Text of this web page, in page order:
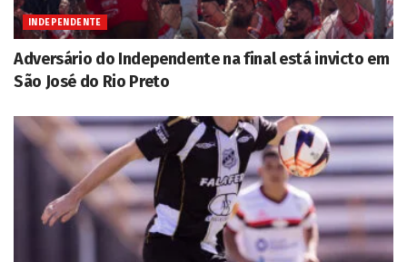
INDEPENDENTE
Adversário do Independente na final está invicto em
São José do Rio Preto